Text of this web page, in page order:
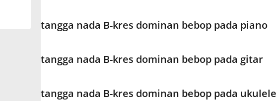
tangga nada B-kres dominan bebop pada piano
tangga nada B-kres dominan bebop pada gitar
tangga nada B-kres dominan bebop pada ukulele